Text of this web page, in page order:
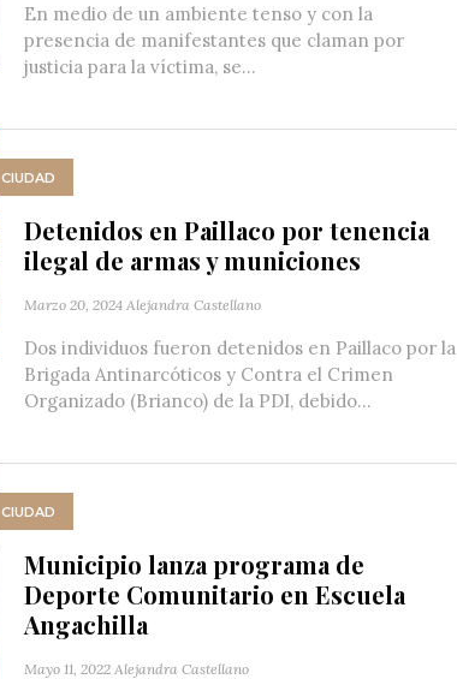
En medio de un ambiente tenso y con la
presencia de manifestantes que claman por
justicia para la víctima, se...
CIUDAD
Detenidos en Paillaco por tenencia
ilegal de armas y municiones
Marzo 20, 2024 Alejandra Castellano
Dos individuos fueron detenidos en Paillaco por la
Brigada Antinarcóticos y Contra el Crimen
Organizado (Brianco) de la PDI, debido...
CIUDAD
Municipio lanza programa de
Deporte Comunitario en Escuela
Angachilla
Mayo 11, 2022 Alejandra Castellano